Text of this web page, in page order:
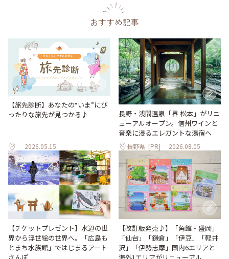
おすすめ記事
【旅先診断】あなたの“いま”にぴ
ったりな旅先が見つかる♪
2026.05.15
長野・浅間温泉「界 松本」がリニ
ューアルオープン。信州ワインと
音楽に浸るエレガントな湯宿へ
長野県 [PR] 2026.08.05
【チケットプレゼント】水辺の世
界から浮世絵の世界へ。「広島も
とまち水族館」ではじまるアート
【改訂版発売♪】「角館・盛岡」
「仙台」「鎌倉」「伊豆」「軽井
沢」「伊勢志摩」国内6エリアと
海外1エリアがリニューアル